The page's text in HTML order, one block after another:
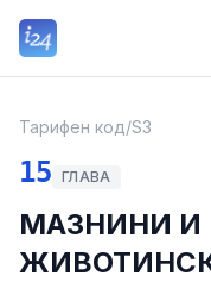
Тарифен код/S3
15 ГЛАВА
МАЗНИНИ И